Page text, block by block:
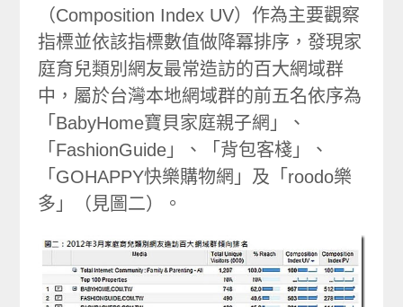
（Composition Index UV）作為主要觀察
指標並依該指標數值做降冪排序，發現家
庭育兒類別網友最常造訪的百大網域群
中，屬於台灣本地網域群的前五名依序為
「BabyHome寶貝家庭親子網」、
「FashionGuide」、「背包客棧」、
「GOHAPPY快樂購物網」及「roodo樂
多」（見圖二）。